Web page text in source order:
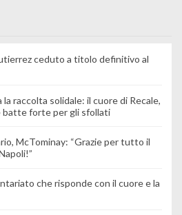
ceduto a titolo definitivo al
la raccolta solidale: il cuore di Recale,
batte forte per gli sfollati
McTominay: “Grazie per tutto il
che risponde con il cuore e la